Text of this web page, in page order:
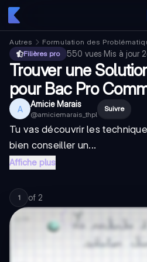
Autres Formulation des
Filières pro
550 vues·Mis à jour
Trouver une
pour Bac Pro
A Amicie Marais
@amiciemarais_thpl
Suivre
Tu vas découvrir les
bien conseiller un...
Affiche plus
1 of 2